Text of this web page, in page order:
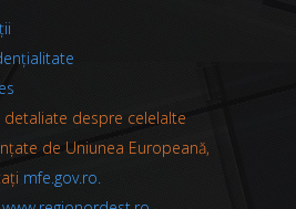
despre celelalte
de Uniunea Europeană,
mfe.gov.ro.